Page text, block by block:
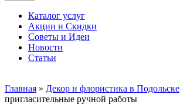
Каталог услуг
Акции и Скидки
Советы и Идеи
Новости
Статьи
Главная » Декор и флористика в Подольске
пригласительные ручной работы